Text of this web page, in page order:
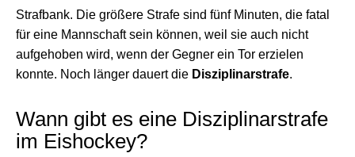
Strafbank. Die größere Strafe sind fünf Minuten, die fatal
für eine Mannschaft sein können, weil sie auch nicht
aufgehoben wird, wenn der Gegner ein Tor erzielen
konnte. Noch länger dauert die Disziplinarstrafe.
Wann gibt es eine Disziplinarstrafe
im Eishockey?